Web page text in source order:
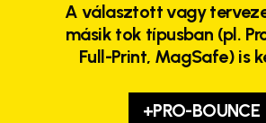
A választott vagy
másik tok típusban (pl.
Full-Print, MagSafe) is
+PRO-BOUNCE